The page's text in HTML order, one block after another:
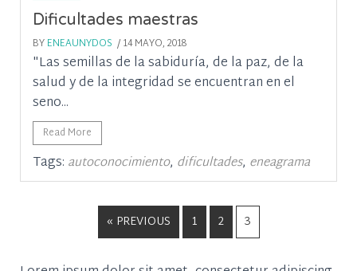
Dificultades maestras
BYENEAUNYDOS / 14 MAYO, 2018
"Las semillas de la sabiduría, de la paz, de la
salud y de la integridad se encuentran en el
seno...
Read More
Tags: autoconocimiento, dificultades, eneagrama
« PREVIOUS 1 2 3